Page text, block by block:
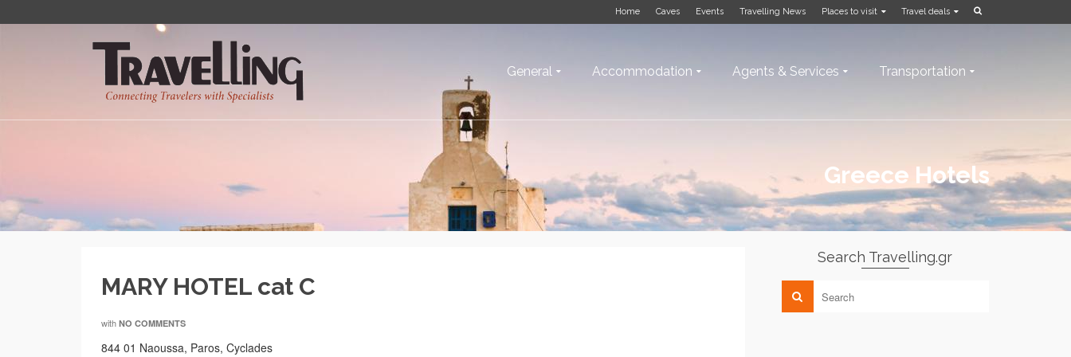
Home Caves Events Travelling News Places to visit Travel deals
General Accommodation Agents & Services Transportation
Greece Hotels
MARY HOTEL cat C
with NO COMMENTS
844 01 Naoussa, Paros, Cyclades
Search Travelling.gr